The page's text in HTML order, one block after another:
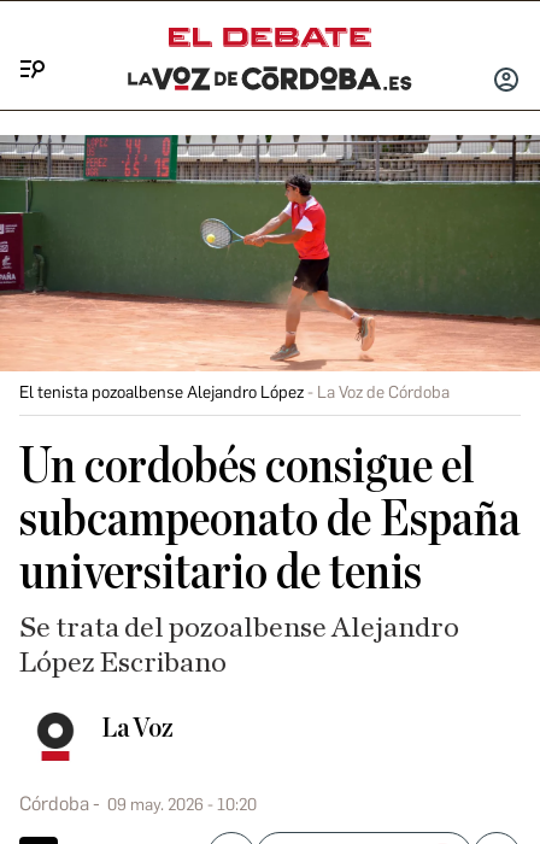
INICIAR
El tenista pozoalbense Alejandro López La Voz de Córdoba
Un cordobés consigue el
subcampeonato de España
universitario de tenis
Se trata del pozoalbense Alejandro
López Escribano
La Voz
Córdoba 09 may. 2026 - 10:20